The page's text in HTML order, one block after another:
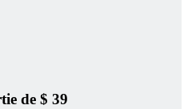
de $ 39